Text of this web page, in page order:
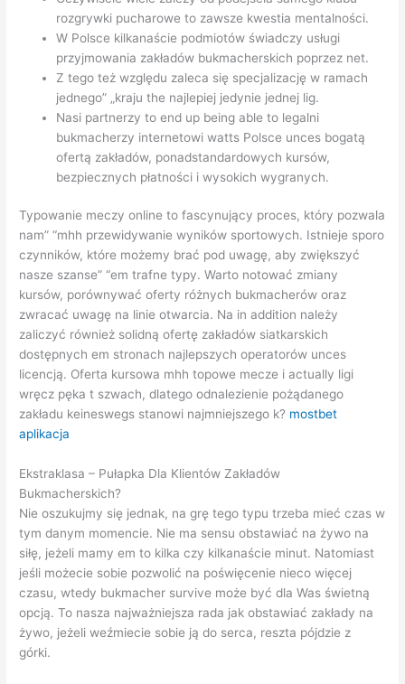
rozgrywki pucharowe to zawsze kwestia mentalności.
W Polsce kilkanaście podmiotów świadczy usługi
przyjmowania zakładów bukmacherskich poprzez net.
Z tego też względu zaleca się specjalizację w ramach
jednego” „kraju the najlepiej jedynie jednej lig.
Nasi partnerzy to end up being able to legalni
bukmacherzy internetowi watts Polsce unces bogatą
ofertą zakładów, ponadstandardowych kursów,
bezpiecznych płatności i wysokich wygranych.
Typowanie meczy online to fascynujący proces, który pozwala
nam” “mhh przewidywanie wyników sportowych. Istnieje sporo
czynników, które możemy brać pod uwagę, aby zwiększyć
nasze szanse” “em trafne typy. Warto notować zmiany
kursów, porównywać oferty różnych bukmacherów oraz
zwracać uwagę na linie otwarcia. Na in addition należy
zaliczyć również solidną ofertę zakładów siatkarskich
dostępnych em stronach najlepszych operatorów unces
licencją. Oferta kursowa mhh topowe mecze i actually ligi
wręcz pęka t szwach, dlatego odnalezienie pożądanego
zakładu keineswegs stanowi najmniejszego k? mostbet
aplikacja
Ekstraklasa – Pułapka Dla Klientów Zakładów
Bukmacherskich?
Nie oszukujmy się jednak, na grę tego typu trzeba mieć czas w
tym danym momencie. Nie ma sensu obstawiać na żywo na
siłę, jeżeli mamy em to kilka czy kilkanaście minut. Natomiast
jeśli możecie sobie pozwolić na poświęcenie nieco więcej
czasu, wtedy bukmacher survive może być dla Was świetną
opcją. To nasza najważniejsza rada jak obstawiać zakłady na
żywo, jeżeli weźmiecie sobie ją do serca, reszta pójdzie z
górki.